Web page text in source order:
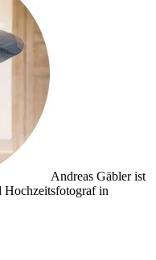
Andreas Gäbler ist
Hochzeitsfotograf in